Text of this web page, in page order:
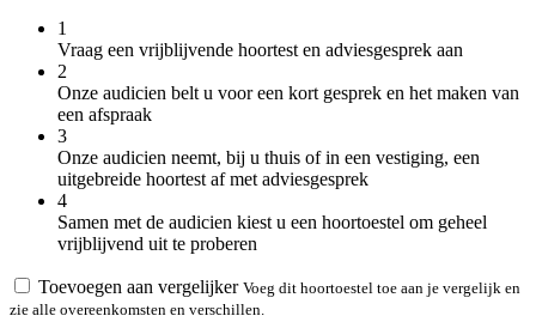
1
Vraag een vrijblijvende hoortest en adviesgesprek aan
2
Onze audicien belt u voor een kort gesprek en het maken van
een afspraak
3
Onze audicien neemt, bij u thuis of in een vestiging, een
uitgebreide hoortest af met adviesgesprek
4
Samen met de audicien kiest u een hoortoestel om geheel
vrijblijvend uit te proberen
Toevoegen aan vergelijker Voeg dit hoortoestel toe aan je vergelijk en
zie alle overeenkomsten en verschillen.